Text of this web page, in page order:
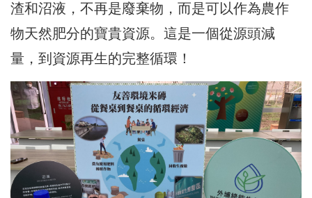
渣和沼液，不再是廢棄物，而是可以作為農作
物天然肥分的寶貴資源。這是一個從源頭減
量，到資源再生的完整循環！